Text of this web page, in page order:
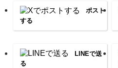
ポスト
する
LINEで送
る